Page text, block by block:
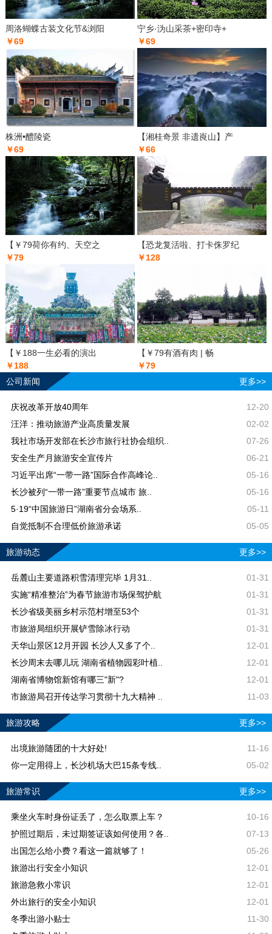
周洛蝴蝶古装文化节&浏阳
￥69
宁乡·沩山采茶+密印寺+
￥69
株洲•醴陵瓷
￥69
【湘桂奇景 非遗崀山】产
￥66
【￥79荷你有约、天空之
￥79
【恐龙复活啦、打卡侏罗纪
￥128
【￥188一生必看的演出
￥188
【￥79有酒有肉 | 畅
￥79
公司新闻
更多>>
庆祝改革开放40周年
12-20
汪洋：推动旅游产业高质量发展
02-02
我社市场开发部在长沙市旅行社协会组织..
07-26
安全生产月旅游安全宣传片
06-21
习近平出席“一带一路”国际合作高峰论..
05-16
长沙被列“一带一路”重要节点城市 旅..
05-16
5·19“中国旅游日”湖南省分会场系..
05-11
自觉抵制不合理低价旅游承诺
05-05
旅游动态 更多>>
岳麓山主要道路积雪清理完毕 1月31..
01-31
实施“精准整治”为春节旅游市场保驾护航
01-31
长沙省级美丽乡村示范村增至53个
01-31
市旅游局组织开展铲雪除冰行动
01-31
天华山景区12月开园 长沙人又多了个..
12-01
长沙周末去哪儿玩 湖南省植物园彩叶植..
12-01
湖南省博物馆新馆有哪三"新"?
12-01
市旅游局召开传达学习贯彻十九大精神 ..
11-03
旅游攻略 更多>>
出境旅游随团的十大好处!
11-16
你一定用得上，长沙机场大巴15条专线..
05-02
旅游常识 更多>>
乘坐火车时身份证丢了，怎么取票上车？
10-16
护照过期后，未过期签证该如何使用？各..
07-13
出国怎么给小费？看这一篇就够了！
05-26
旅游出行安全小知识
12-01
旅游急救小常识
12-01
外出旅行的安全小知识
12-01
冬季出游小贴士
11-30